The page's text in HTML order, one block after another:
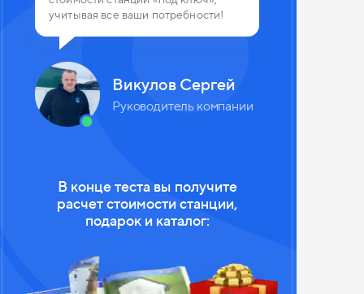
учитывая все ваши потребности!
Викулов Сергей
Руководитель компании
В конце теста вы получите
расчет стоимости станции,
подарок и каталог: